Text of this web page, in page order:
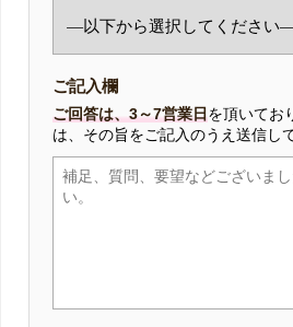
ご記入欄
ご回答は、3～7営業日 を頂いてお
は、その旨をご記入のうえ送信し